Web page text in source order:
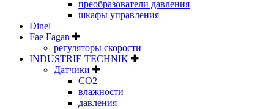
преобразователи давления
шкафы управления
Dinel
Fae Fagan
регуляторы скорости
INDUSTRIE TECHNIK
Датчики
CO2
влажности
давления